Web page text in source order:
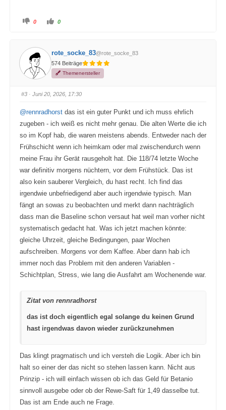
A
c
e
n
f
ü
r
u
n
a
h
n
e
.
0
A
k
n
f
ü
a
u
n
n
a
h
b
n
0
rote_socke_83@rote_socke_83
574 Beiträge
Themenersteller
#3· Juni 20, 2026, 17:30
@rennradhorstdas ist ein guter Punkt und ich muss ehrlich
zugeben - ich weiß es nicht mehr genau. Die alten Werte die ich
so im Kopf hab, die waren meistens abends. Entweder nach der
Frühschicht wenn ich heimkam oder mal zwischendurch wenn
meine Frau ihr Gerät rausgeholt hat. Die 118/74 letzte Woche
war definitiv morgens nüchtern, vor dem Frühstück. Das ist
also kein sauberer Vergleich, du hast recht. Ich find das
irgendwie unbefriedigend aber auch irgendwie typisch. Man
fängt an sowas zu beobachten und merkt dann nachträglich
dass man die Baseline schon versaut hat weil man vorher nicht
systematisch gedacht hat. Was ich jetzt machen könnte:
gleiche Uhrzeit, gleiche Bedingungen, paar Wochen
aufschreiben. Morgens vor dem Kaffee. Aber dann hab ich
immer noch das Problem mit den anderen Variablen -
Schichtplan, Stress, wie lang die Ausfahrt am Wochenende war.
Zitat von rennradhorst
das ist doch eigentlich egal solange du keinen Grund
hast irgendwas davon wieder zurückzunehmen
Das klingt pragmatisch und ich versteh die Logik. Aber ich bin
halt so einer der das nicht so stehen lassen kann. Nicht aus
Prinzip - ich will einfach wissen ob ich das Geld für Betanio
sinnvoll ausgebe oder ob der Rewe-Saft für 1,49 dasselbe tut.
Das ist am Ende auch ne Frage.